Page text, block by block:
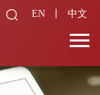
EN 中文